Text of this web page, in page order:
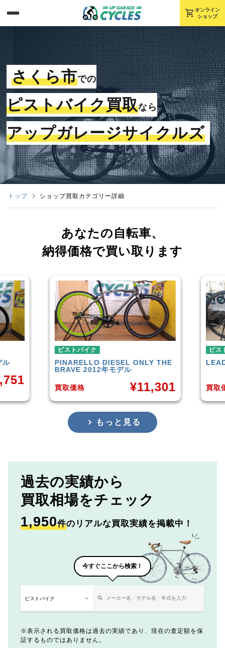
shopping_cart オンライン
ショップ
さくら市での
ピストバイク買取なら
アップガレージサイクルズ
トップ ショップ買取カテゴリー詳細
あなたの自転車、
納得価格で買い取ります
PINARELLODIESEL ONLY THE
BRAVE 2012年モデル
¥
LEADER 721TR
買取価格
もっと見る
過去の実績から
買取相場をチェック
1,950件のリアルな買取実績を掲載中！
今すぐここから検索！
表示される買取価格は過去の実績であり、現在の査定額を保
証するものではありません。